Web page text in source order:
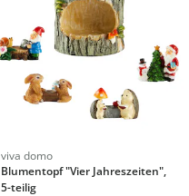
viva domo
Blumentopf "Vier Jahreszeiten",
5-teilig